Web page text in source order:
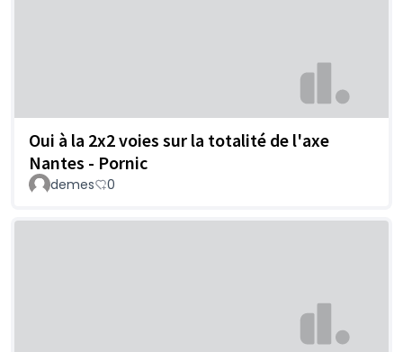
Oui à la 2x2 voies sur la totalité de l'axe
Nantes - Pornic
demes 0